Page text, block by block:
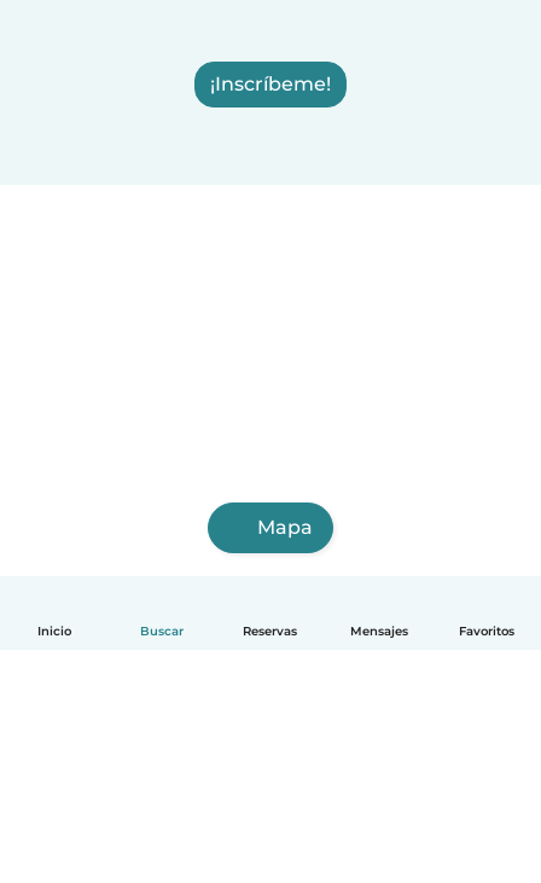
Inicio Buscar Reservas Mensajes Favoritos
¡Inscríbeme!
Mapa